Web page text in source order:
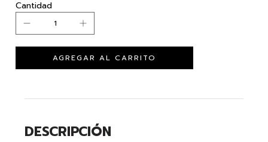
Cantidad
DESCRIPCIÓN